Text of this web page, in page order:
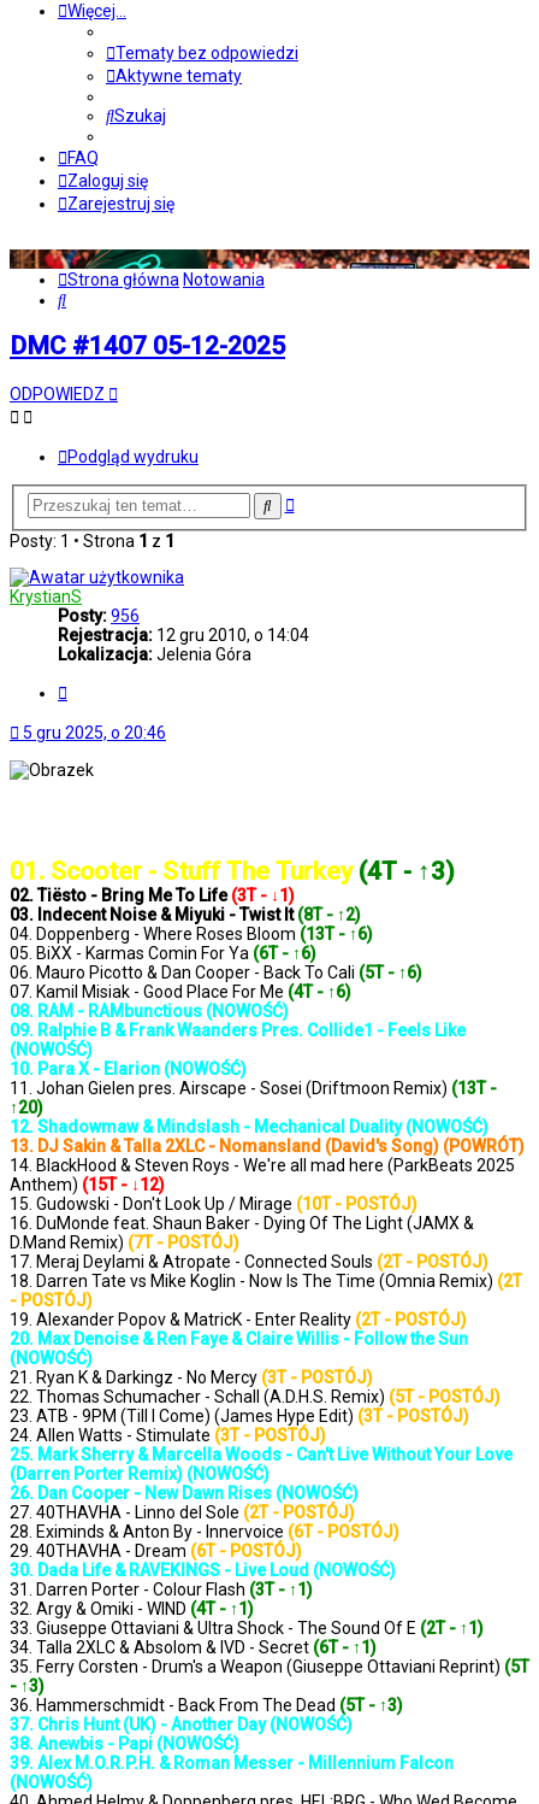
Więcej…
Tematy bez odpowiedzi
Aktywne tematy
Szukaj
FAQ
Zaloguj się
Zarejestruj się
Strona główna Notowania
Szukaj
DMC #1407 05-12-2025
ODPOWIEDZ
Podgląd wydruku
SzukajWyszukiwanie
Posty: 1 • Strona 1 z 1
KrystianS
Posty:956
Rejestracja: 12 gru 2010, o 14:04
Lokalizacja:Jelenia Góra
5 gru 2025, o 20:46
01. Scooter - Stuff The Turkey (4T - ↑3)
02. Tiësto - Bring Me To Life(3T - ↓1)
03. Indecent Noise & Miyuki - Twist It(8T - ↑2)
04. Doppenberg - Where Roses Bloom (13T - ↑6)
05. BiXX - Karmas Comin For Ya (6T - ↑6)
06. Mauro Picotto & Dan Cooper - Back To Cali (5T - ↑6)
07. Kamil Misiak - Good Place For Me (4T - ↑6)
08. RAM - RAMbunctious (NOWOŚĆ)
09. Ralphie B & Frank Waanders Pres. Collide1 - Feels Like
(NOWOŚĆ)
10. Para X - Elarion (NOWOŚĆ)
11. Johan Gielen pres. Airscape - Sosei (Driftmoon Remix) (13T -
↑20)
12. Shadowmaw & Mindslash - Mechanical Duality (NOWOŚĆ)
13. DJ Sakin & Talla 2XLC - Nomansland (David's Song) (POWRÓT)
14. BlackHood & Steven Roys - We're all mad here (ParkBeats 2025
Anthem) (15T - ↓12)
15. Gudowski - Don't Look Up / Mirage (10T - POSTÓJ)
16. DuMonde feat. Shaun Baker - Dying Of The Light (JAMX &
D.Mand Remix) (7T - POSTÓJ)
17. Meraj Deylami & Atropate - Connected Souls (2T - POSTÓJ)
18. Darren Tate vs Mike Koglin - Now Is The Time (Omnia Remix) (2T
- POSTÓJ)
19. Alexander Popov & MatricK - Enter Reality (2T - POSTÓJ)
20. Max Denoise & Ren Faye & Claire Willis - Follow the Sun
(NOWOŚĆ)
21. Ryan K & Darkingz - No Mercy (3T - POSTÓJ)
22. Thomas Schumacher - Schall (A.D.H.S. Remix) (5T - POSTÓJ)
23. ATB - 9PM (Till I Come) (James Hype Edit) (3T - POSTÓJ)
24. Allen Watts - Stimulate (3T - POSTÓJ)
25. Mark Sherry & Marcella Woods - Can't Live Without Your Love
(Darren Porter Remix) (NOWOŚĆ)
26. Dan Cooper - New Dawn Rises (NOWOŚĆ)
27. 40THAVHA - Linno del Sole (2T - POSTÓJ)
28. Eximinds & Anton By - Innervoice (6T - POSTÓJ)
29. 40THAVHA - Dream (6T - POSTÓJ)
30. Dada Life & RAVEKINGS - Live Loud (NOWOŚĆ)
31. Darren Porter - Colour Flash (3T - ↑1)
32. Argy & Omiki - WIND (4T - ↑1)
33. Giuseppe Ottaviani & Ultra Shock - The Sound Of E (2T - ↑1)
34. Talla 2XLC & Absolom & IVD - Secret (6T - ↑1)
35. Ferry Corsten - Drum's a Weapon (Giuseppe Ottaviani Reprint) (5T
- ↑3)
36. Hammerschmidt - Back From The Dead (5T - ↑3)
37. Chris Hunt (UK) - Another Day (NOWOŚĆ)
38. Anewbis - Papi (NOWOŚĆ)
39. Alex M.O.R.P.H. & Roman Messer - Millennium Falcon
(NOWOŚĆ)